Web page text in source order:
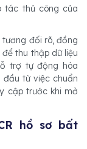
tác thủ công của
tương đối rõ, đồng
để thu thập dữ liệu
trợ tự động hóa
đầu từ việc chuẩn
cập trước khi mở
hồ sơ bất